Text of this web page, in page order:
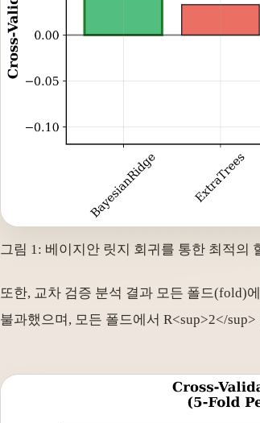
그림 1: 베이지안 릿지 회귀를 통한 최적의
또한, 교차 검증 분석 결과 모든 폴드(fold)
불과했으며, 모든 폴드에서 R<sup>2</sup>